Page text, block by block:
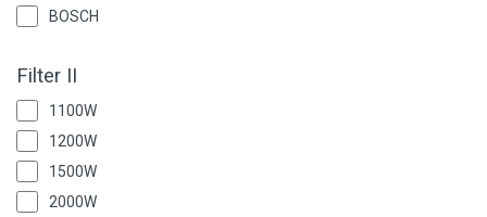
RASPRODAJA
Rasvjeta
Tehnička hemija i kućni program
Videonadzor
BOSCH
Filter II
1100W
1200W
1500W
2000W